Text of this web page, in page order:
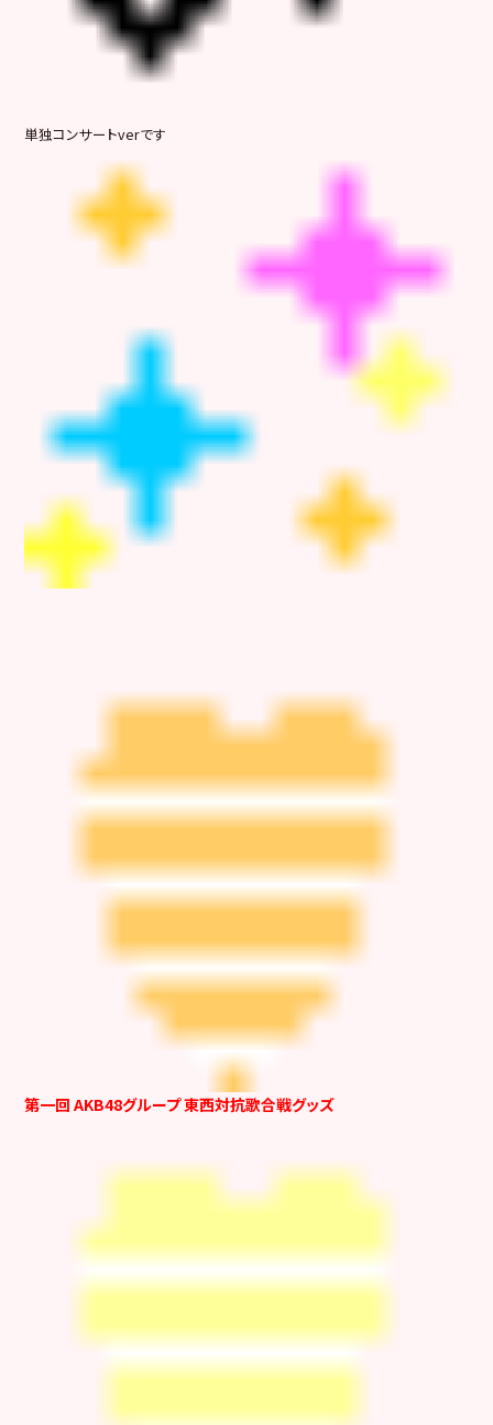
単独コンサートverです
第一回 AKB48グループ 東西対抗歌合戦グッズ